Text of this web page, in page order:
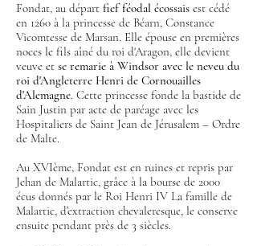
Fondat, au départ fief féodal écossais est cédé
en 1260 à la princesse de Béarn, Constance
Vicomtesse de Marsan. Elle épouse en premières
noces le fils aîné du roi d'Aragon, elle devient
veuve et se remarie à Windsor avec le neveu du
roi d'Angleterre Henri de Cornouailles
d'Alemagne. Cette princesse fonde la bastide de
Sain Justin par acte de paréage avec les
Hospitaliers de Saint Jean de Jérusalem – Ordre
de Malte.
Au XVIème, Fondat est en ruines et repris par
Jehan de Malartic, grâce à la bourse de 2000
écus donnés par le Roi Henri IV La famille de
Malartic, d’extraction chevaleresque, le conserve
ensuite pendant près de 3 siècles.